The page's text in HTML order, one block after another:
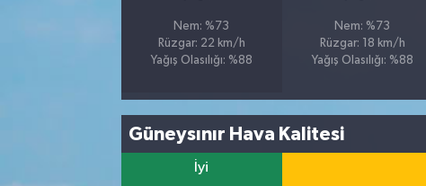
Nem: %73
Rüzgar: 22 km/h
Yağış Olasılığı: %88
Nem: %73
Rüzgar: 18 km/h
Yağış Olasılığı: %88
Güneysınır Hava Kalitesi
İyi